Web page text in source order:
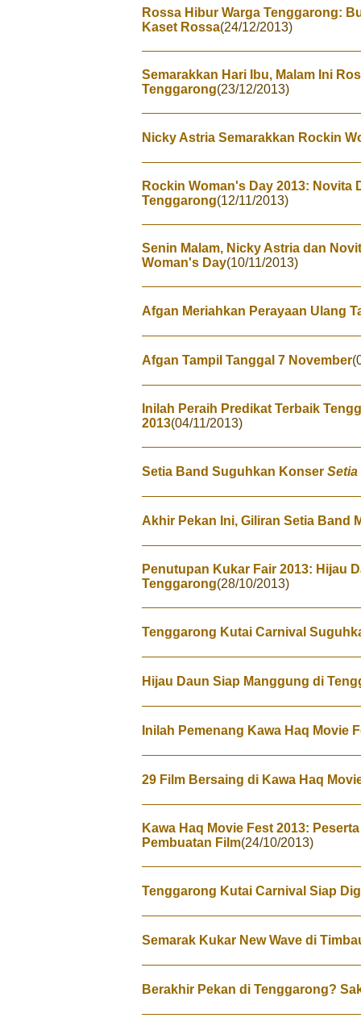
Rossa Hibur Warga Tenggarong:
Kaset Rossa(24/12/2013)
Semarakkan Hari Ibu, Malam Ini
Tenggarong(23/12/2013)
Nicky Astria Semarakkan Rockin
Rockin Woman's Day 2013: Novita
Tenggarong(12/11/2013)
Senin Malam, Nicky Astria dan
Woman's Day(10/11/2013)
Afgan Meriahkan Perayaan Ulang
Afgan Tampil Tanggal 7 November
Inilah Peraih Predikat Terbaik
2013(04/11/2013)
Setia Band Suguhkan Konser
Akhir Pekan Ini, Giliran Setia Band
Penutupan Kukar Fair 2013: Hijau
Tenggarong(28/10/2013)
Tenggarong Kutai Carnival
Hijau Daun Siap Manggung di
Inilah Pemenang Kawa Haq Movie
29 Film Bersaing di Kawa Haq
Kawa Haq Movie Fest 2013:
Pembuatan Film(24/10/2013)
Tenggarong Kutai Carnival Siap
Semarak Kukar New Wave di
Berakhir Pekan di Tenggarong?